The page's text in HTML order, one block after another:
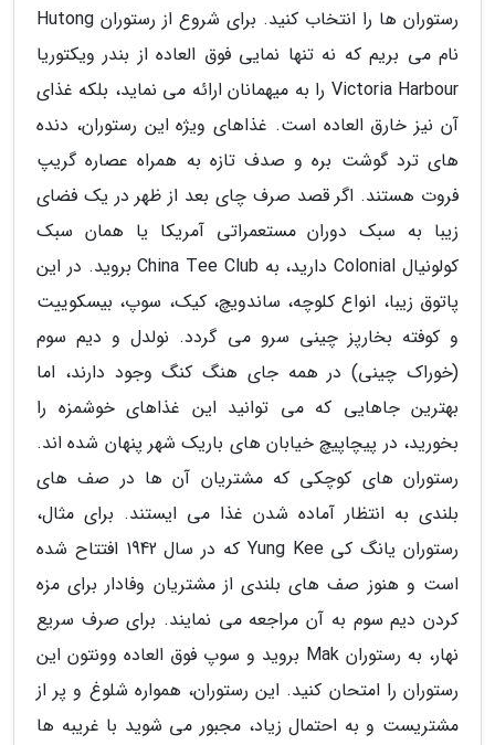
رستوران ها را انتخاب کنید. برای شروع از رستوران Hutong
نام می بریم که نه تنها نمایی فوق العاده از بندر ویکتوریا
Victoria Harbour را به میهمانان ارائه می نماید، بلکه غذای
آن نیز خارق العاده است. غذاهای ویژه این رستوران، دنده
های ترد گوشت بره و صدف تازه به همراه عصاره گریپ
فروت هستند. اگر قصد صرف چای بعد از ظهر در یک فضای
زیبا به سبک دوران مستعمراتی آمریکا یا همان سبک
کولونیال Colonial دارید، به China Tee Club بروید. در این
پاتوق زیبا، انواع کلوچه، ساندویچ، کیک، سوپ، بیسکوییت
و کوفته بخارپز چینی سرو می گردد. نولدل و دیم سوم
(خوراک چینی) در همه جای هنگ کنگ وجود دارند، اما
بهترین جاهایی که می توانید این غذاهای خوشمزه را
بخورید، در پیچاپیچ خیابان های باریک شهر پنهان شده اند.
رستوران های کوچکی که مشتریان آن ها در صف های
بلندی به انتظار آماده شدن غذا می ایستند. برای مثال،
رستوران یانگ کی Yung Kee که در سال 1942 افتتاح شده
است و هنوز صف های بلندی از مشتریان وفادار برای مزه
کردن دیم سوم به آن مراجعه می نمایند. برای صرف سریع
نهار، به رستوران Mak بروید و سوپ فوق العاده وونتون این
رستوران را امتحان کنید. این رستوران، همواره شلوغ و پر از
مشتریست و به احتمال زیاد، مجبور می شوید با غریبه ها